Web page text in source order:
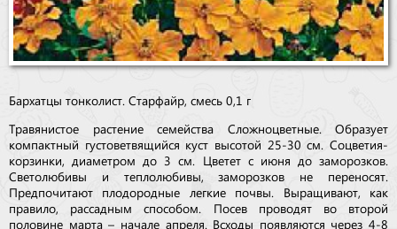
Бархатцы тонколист. Старфайр, смесь 0,1 г
Травянистое растение семейства Сложноцветные. Образует
компактный густоветвящийся куст высотой 25-30 см. Соцветия-
корзинки, диаметром до 3 см. Цветет с июня до заморозков.
Светолюбивы и теплолюбивы, заморозков не переносят.
Предпочитают плодородные легкие почвы. Выращивают, как
правило, рассадным способом. Посев проводят во второй
половине марта – начале апреля. Всходы появляются через 4-8